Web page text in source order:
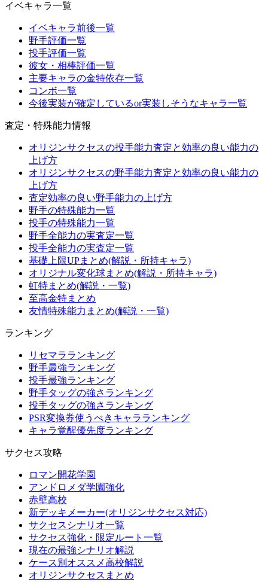
イベキャラ一覧
イベキャラ前後一覧
野手評価一覧
投手評価一覧
彼女・相棒評価一覧
主要キャラの金特依存一覧
コンボ一覧
今後実装が確定しているor実装しそうなキャラ一覧
査定・特殊能力情報
オリジンサクセスの投手能力査定と効率の良い能力の
上げ方
オリジンサクセスの野手能力査定と効率の良い能力の
上げ方
査定効率の良い野手能力の上げ方
野手の特殊能力一覧
投手の特殊能力一覧
野手全能力の実査定一覧
投手全能力の実査定一覧
基礎上限UPまとめ(解説・所持キャラ)
オリジナル変化球まとめ(解説・所持キャラ)
虹特まとめ(解説・一覧)
至高金特まとめ
友情特殊能力まとめ(解説・一覧)
ランキング
リセマラランキング
野手最強ランキング
投手最強ランキング
野手タッグの強さランキング
投手タッグの強さランキング
PSR変換券使うべきキャラランキング
キャラ覚醒優先度ランキング
サクセス攻略
ロマン開花学園
アンドロメダ学園強化
赤壁高校
新デッキメーカー(オリジンサクセス対応)
サクセスシナリオ一覧
サクセス強化・限定ルート一覧
現在の最強シナリオ解説
ケース別オススメ高校解説
オリジンサクセスまとめ